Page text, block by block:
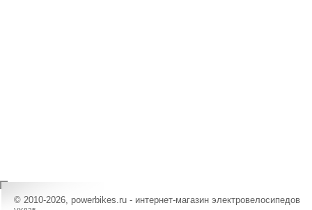
© 2010-2026, powerbikes.ru - интернет-магазин электровелосипедов